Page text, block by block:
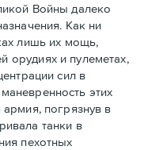
Войны далеко
Как ни
лишь их мощь,
и пулеметах,
сил в
этих
погрязнув в
танки в
пехотных